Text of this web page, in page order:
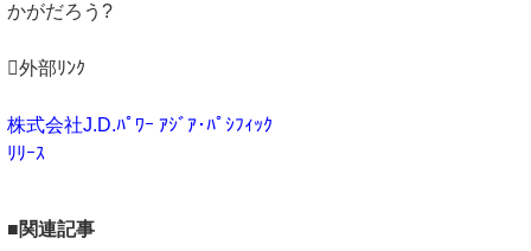
かがだろう?
外部ﾘﾝｸ
株式会社J.D.ﾊﾟﾜｰ ｱｼﾞｱ･ﾊﾟｼﾌｨｯｸ
ﾘﾘｰｽ
■関連記事